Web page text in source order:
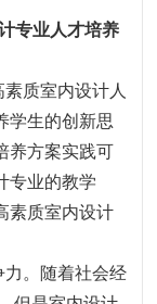
专业人才培养
质室内设计人
学生的创新思
养方案实践可
专业的教学
素质室内设计
。随着社会经